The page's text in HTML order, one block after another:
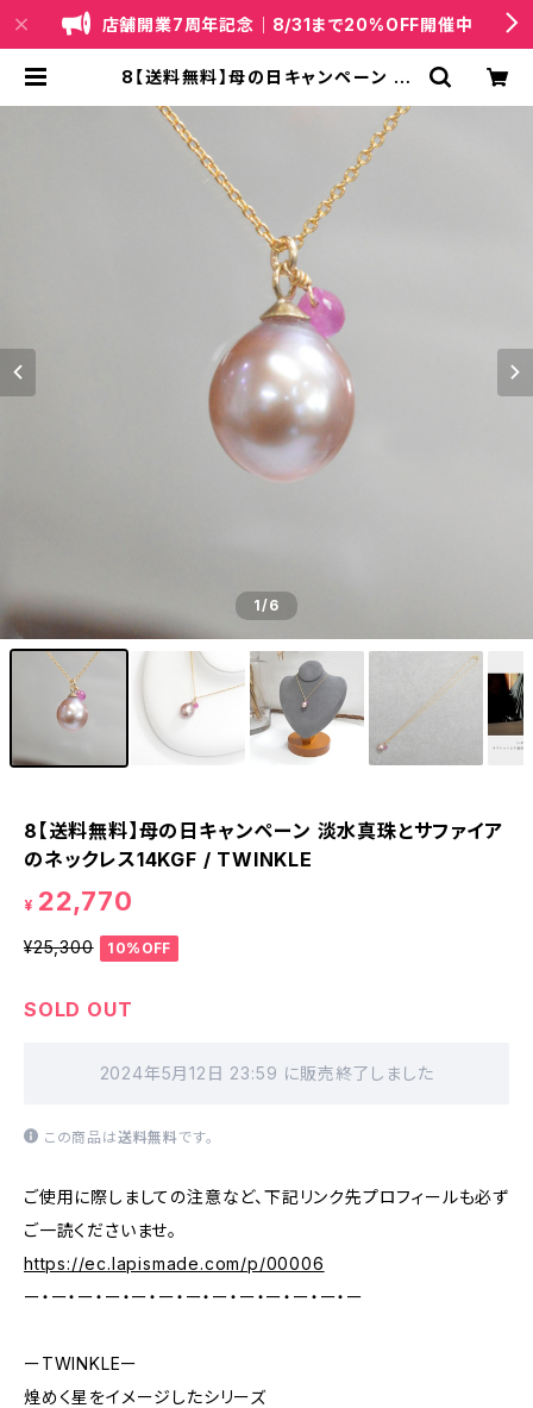
店舗開業7周年記念｜8/31まで20%OFF開催中
8【送料無料】母の日キャンペーン 淡
GF / TWINKLE | 天然石・国産ビー
ズジュエリー｜lapis（ラピス）
1/6
8【送料無料】母の日キャンペーン 淡水真珠とサファイア
のネックレス14KGF / TWINKLE
¥ 22,770
¥25,300 10%OFF
SOLD OUT
2024年5月12日 23:59 に販売終了しました
この商品は送料無料です。
ご使用に際しましての注意など、下記リンク先プロフィールも必ず
ご一読くださいませ。
https://ec.lapismade.com/p/00006
ー・ー・ー・ー・ー・ー・ー・ー・ー・ー・ー・ー・ー
ーTWINKLEー
煌めく星をイメージしたシリーズ